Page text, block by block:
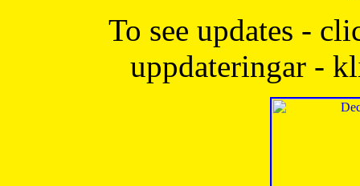
To see updates -
uppdateringar -